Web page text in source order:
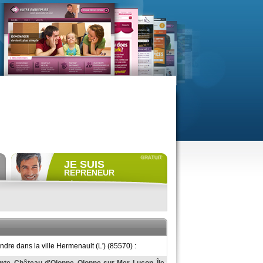
JE SUIS
REPRENEUR
Déposer gratuitementune
ACCÈS REPRENEUR
dans la ville Hermenault (L') (85570) :